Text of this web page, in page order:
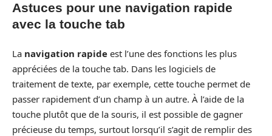
Astuces pour une navigation rapide
avec la touche tab
La navigation rapide est l’une des fonctions les plus
appréciées de la touche tab. Dans les logiciels de
traitement de texte, par exemple, cette touche permet de
passer rapidement d’un champ à un autre. À l’aide de la
touche plutôt que de la souris, il est possible de gagner
précieuse du temps, surtout lorsqu’il s’agit de remplir des